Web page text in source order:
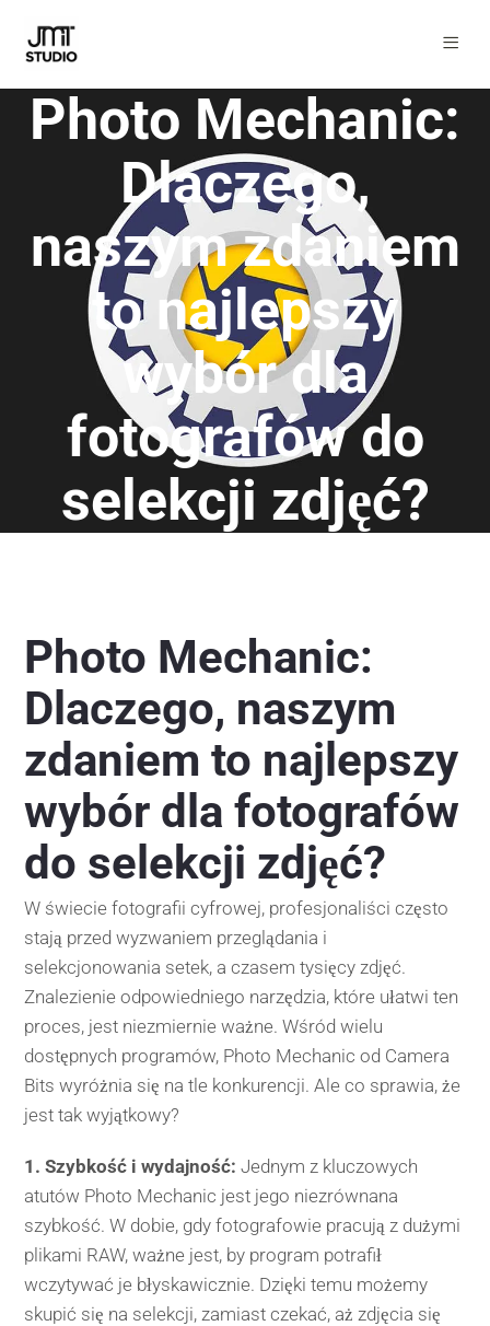
Photo Mechanic:
Dlaczego,
naszym zdaniem
to najlepszy
wybór dla
fotografów do
selekcji zdjęć?
Photo Mechanic:
Dlaczego, naszym
zdaniem to najlepszy
wybór dla fotografów
do selekcji zdjęć?
W świecie fotografii cyfrowej, profesjonaliści często
stają przed wyzwaniem przeglądania i
selekcjonowania setek, a czasem tysięcy zdjęć.
Znalezienie odpowiedniego narzędzia, które ułatwi ten
proces, jest niezmiernie ważne. Wśród wielu
dostępnych programów, Photo Mechanic od Camera
Bits wyróżnia się na tle konkurencji. Ale co sprawia, że
jest tak wyjątkowy?
1. Szybkość i wydajność: Jednym z kluczowych
atutów Photo Mechanic jest jego niezrównana
szybkość. W dobie, gdy fotografowie pracują z dużymi
plikami RAW, ważne jest, by program potrafił
wczytywać je błyskawicznie. Dzięki temu możemy
skupić się na selekcji, zamiast czekać, aż zdjęcia się